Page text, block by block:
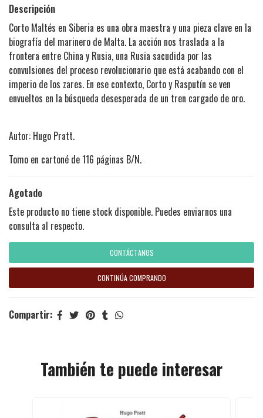
Descripción
Corto Maltés en Siberia es una obra maestra y una pieza clave en la
biografía del marinero de Malta. La acción nos traslada a la
frontera entre China y Rusia, una Rusia sacudida por las
convulsiones del proceso revolucionario que está acabando con el
imperio de los zares. En ese contexto, Corto y Rasputín se ven
envueltos en la búsqueda desesperada de un tren cargado de oro.
Autor: Hugo Pratt.
Tomo en cartoné de 116 páginas B/N.
Agotado
Este producto no tiene stock disponible. Puedes enviarnos una
consulta al respecto.
CONTÁCTANOS
CONTINÚA COMPRANDO
Compartir:
También te puede interesar